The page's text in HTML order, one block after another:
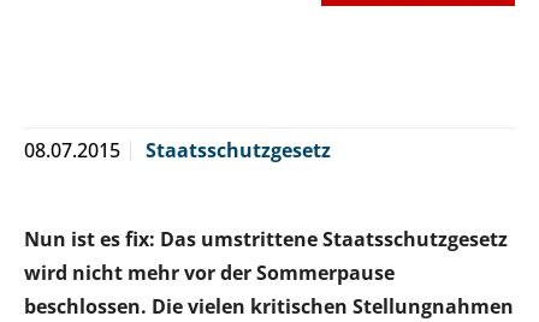
08.07.2015 Staatsschutzgesetz
Nun ist es fix: Das umstrittene Staatsschutzgesetz
wird nicht mehr vor der Sommerpause
beschlossen. Die vielen kritischen Stellungnahmen